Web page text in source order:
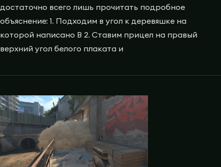
достаточно всего лишь прочитать подробное
объяснение: 1. Подходим в угол к деревяшке на
которой написано B 2. Ставим прицел на правый
верхний угол белого плаката и